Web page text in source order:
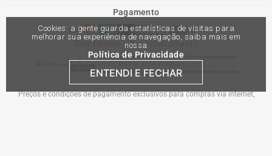
Cookies: a gente guarda estatísticas de visitas para
melhorar sua experiência de navegação, saiba mais em
nossa
Política de Privacidade
ENTENDI E FECHAR
Pagamento
Site Seguro e Reconhecimento
Preços e condições de pagamento exclusivos para compras via internet,